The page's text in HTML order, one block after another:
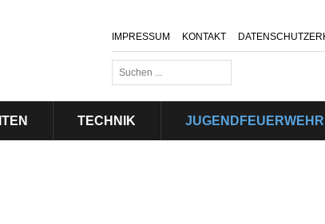
IMPRESSUM KONTAKT
Suchen
...
TECHNIK JUGENDFEUERWEHR